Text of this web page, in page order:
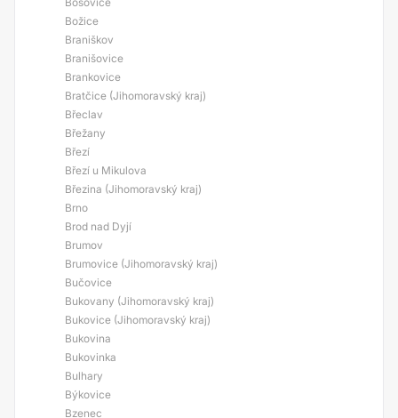
Božice
Braniškov
Branišovice
Brankovice
Bratčice (Jihomoravský kraj)
Břeclav
Břežany
Březí
Březí u Mikulova
Březina (Jihomoravský kraj)
Brno
Brod nad Dyjí
Brumov
Brumovice (Jihomoravský kraj)
Bučovice
Bukovany (Jihomoravský kraj)
Bukovice (Jihomoravský kraj)
Bukovina
Bukovinka
Bulhary
Býkovice
Bzenec